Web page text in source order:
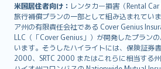
米国居住者向け： レンタカー損害（Rental Car
旅行補償プランの一部として組み込まれてい
ア州の有限責任会社である Cover Genius
LLC（「Cover Genius」）が開発したプラン
います。そうしたハイライトには、保険証券
2000、SRTC 2000 またはこれらに相当する
български
català
Hrvatski
eesti